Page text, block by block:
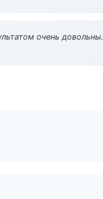
очень довольны.